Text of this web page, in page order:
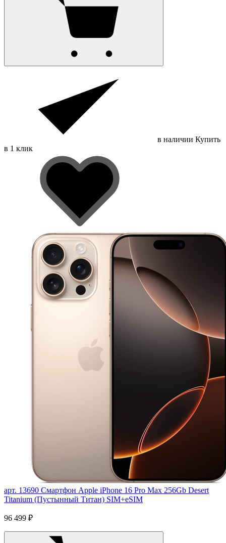
в наличии Купить
в 1 клик
арт. 13690 Смартфон Apple iPhone 16 Pro Max 256Gb Desert
Titanium (Пустынный Титан) SIM+eSIM
96 499 ₽